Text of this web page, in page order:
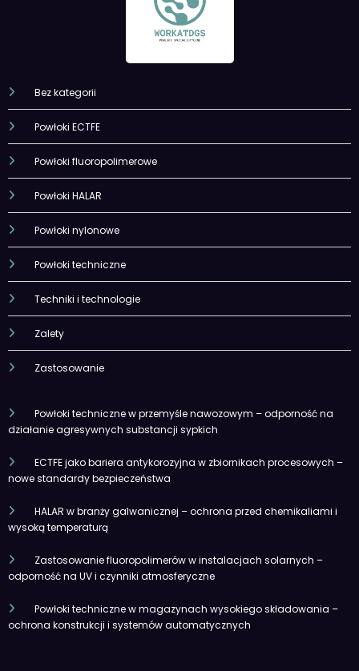
Bez kategorii
Powłoki ECTFE
Powłoki fluoropolimerowe
Powłoki HALAR
Powłoki nylonowe
Powłoki techniczne
Techniki i technologie
Zalety
Zastosowanie
Powłoki techniczne w przemyśle nawozowym – odporność na
działanie agresywnych substancji sypkich
ECTFE jako bariera antykorozyjna w zbiornikach procesowych –
nowe standardy bezpieczeństwa
HALAR w branży galwanicznej – ochrona przed chemikaliami i
wysoką temperaturą
Zastosowanie fluoropolimerów w instalacjach solarnych –
odporność na UV i czynniki atmosferyczne
Powłoki techniczne w magazynach wysokiego składowania –
ochrona konstrukcji i systemów automatycznych